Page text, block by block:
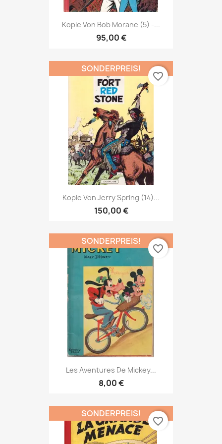
Kopie Von Bob Morane (5) -...
95,00 €
Kopie Von Jerry Spring (14)...
150,00 €
SONDERPREIS!
favorite_border
Les Aventures De Mickey...
8,00 €
SONDERPREIS!
favorite_border
SONDERPREIS!
favorite_border